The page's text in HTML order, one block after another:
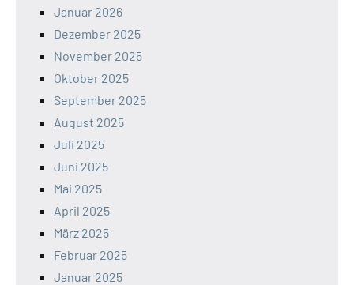
Januar 2026
Dezember 2025
November 2025
Oktober 2025
September 2025
August 2025
Juli 2025
Juni 2025
Mai 2025
April 2025
März 2025
Februar 2025
Januar 2025